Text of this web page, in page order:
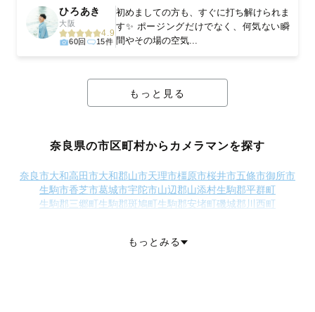
ひろあき
大阪
4.9
60回 15件
初めましての方も、すぐに打ち解けられま
す✨ ポージングだけでなく、何気ない瞬
間やその場の空気...
もっと見る
奈良県の市区町村からカメラマンを探す
奈良市大和高田市大和郡山市天理市橿原市桜井市五條市御所市
生駒市香芝市葛城市宇陀市山辺郡山添村生駒郡平群町
生駒郡三郷町生駒郡斑鳩町生駒郡安堵町磯城郡川西町
北葛城郡河合町吉野郡吉野町
もっとみる